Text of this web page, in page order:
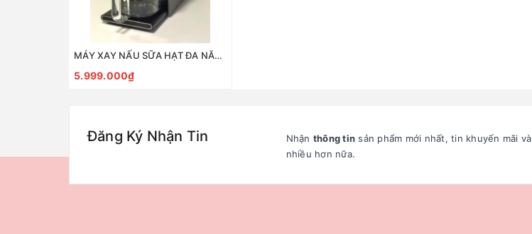
MÁY XAY NẤU SỮA HẠT ĐA NĂNG TỰ VỆ SINH JOYOUNG K1S-PRO
5.999.000₫
Đăng Ký Nhận Tin Nhận thông tin sản phẩm mới nhất, tin khuyến mãi và
nhiều hơn nữa.